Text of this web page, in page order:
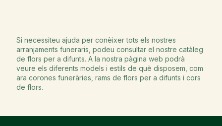
Si necessiteu ajuda per conèixer tots els nostres
arranjaments funeraris, podeu consultar el nostre catàleg
de flors per a difunts. A la nostra pàgina web podrà
veure els diferents models i estils de què disposem, com
ara corones funeràries rams de flors per a difunts i cors
de flors.